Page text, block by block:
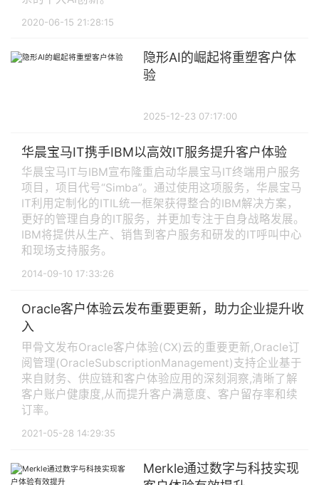
2020-06-15 21:28:15
隐形AI的崛起将重塑客户体
验
2025-12-23 07:17:00
华晨宝马IT携手IBM以高效IT服务提升客户体验
华晨宝马IT与IBM宣布隆重启动华晨宝马IT终端用户服务
项目，项目代号“Simba”。通过使用这项服务，华晨宝马
IT利用定制化的ITIL统一框架获得整合的IBM解决方案，
更好的管理自身的IT服务，并更加专注于自身战略发展。
IBM将提供从生产、销售到客户服务和研发的IT呼叫中心
和现场支持服务。
2014-09-10 17:33:26
Oracle客户体验云发布重要更新，助力企业提升收
入
甲骨文发布Oracle客户体验(CX)云的重要更新,Oracle订
阅管理(OracleSubscriptionManagement)支持企业基于
来自财务、供应链和客户体验应用的深刻洞察,清晰了解
客户账户健康度,从而提升客户满意度、客户留存率和续
订率。
2021-05-28 14:29:35
Merkle通过数字与科技实现